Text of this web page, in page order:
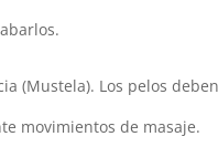
(Mustela). Los pelos
movimientos de masaje.